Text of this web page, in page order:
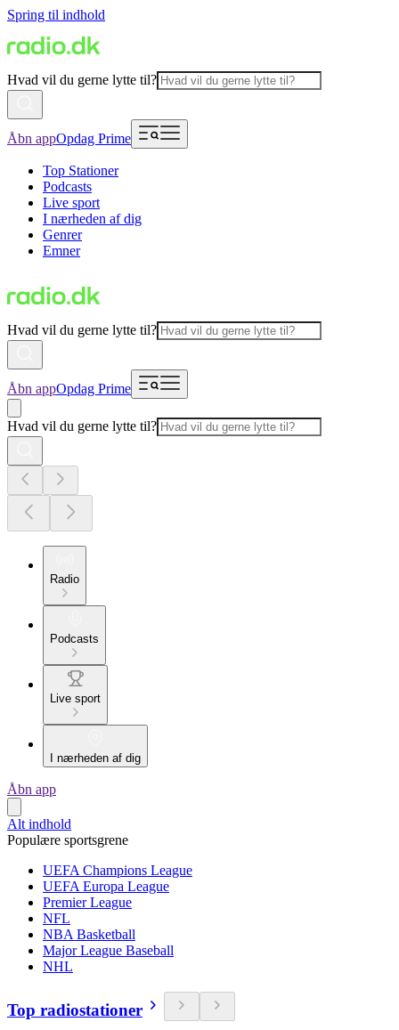
Spring til indhold
Hvad vil du gerne lytte til?
Åbn appOpdag Prime
Top Stationer
Podcasts
Live sport
I nærheden af dig
Genrer
Emner
Hvad vil du gerne lytte til?
Åbn appOpdag Prime
Hvad vil du gerne lytte til?
Radio
Podcasts
Live sport
I nærheden af dig
Åbn app
Alt indhold
Populære sportsgrene
UEFA Champions League
UEFA Europa League
Premier League
NFL
NBA Basketball
Major League Baseball
NHL
Top radiostationer